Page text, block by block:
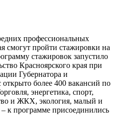
профессиональных
смогут пройти стажировки на
стажировок запустило
Красноярского края при
Губернатора и
открыто более 400 вакансий по
энергетика, спорт,
и ЖКХ, экология, малый и
к программе присоединились